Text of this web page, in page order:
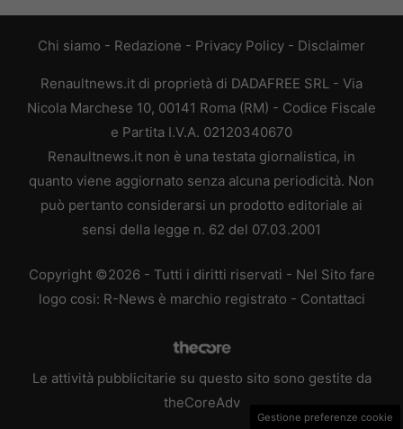
Chi siamo - Redazione - Privacy Policy - Disclaimer
Renaultnews.it di proprietà di DADAFREE SRL - Via
Nicola Marchese 10, 00141 Roma (RM) - Codice Fiscale
e Partita I.V.A. 02120340670
Renaultnews.it non è una testata giornalistica, in
quanto viene aggiornato senza alcuna periodicità. Non
può pertanto considerarsi un prodotto editoriale ai
sensi della legge n. 62 del 07.03.2001
Copyright ©2026 - Tutti i diritti riservati - Nel Sito fare
logo cosi: R-News è marchio registrato - Contattaci
Le attività pubblicitarie su questo sito sono gestite da
theCoreAdv
Gestione preferenze cookie